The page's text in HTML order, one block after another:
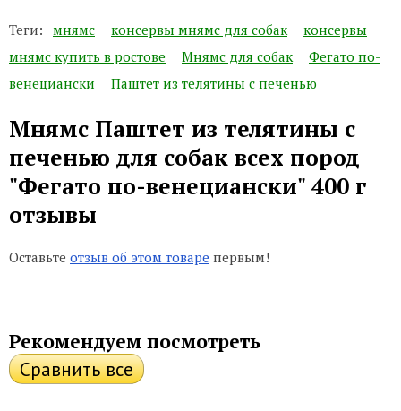
Теги: мнямс консервы мнямс для собак
консервы
мнямс купить в ростове
Мнямс для собак
Фегато по-
венециански
Паштет из телятины с печенью
Мнямс Паштет из телятины с
печенью для собак всех пород
"Фегато по-венециански" 400 г
отзывы
Оставьте отзыв об этом товаре первым!
Рекомендуем посмотреть